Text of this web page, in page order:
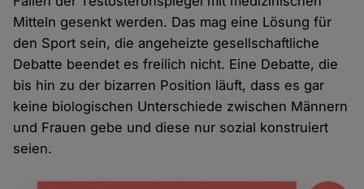
Mitteln gesenkt werden. Das mag eine Lösung für
den Sport sein, die angeheizte gesellschaftliche
Debatte beendet es freilich nicht. Eine Debatte, die
bis hin zu der bizarren Position läuft, dass es gar
keine biologischen Unterschiede zwischen Männern
und Frauen gebe und diese nur sozial konstruiert
seien.